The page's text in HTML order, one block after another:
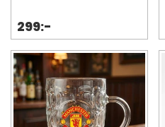
299:-